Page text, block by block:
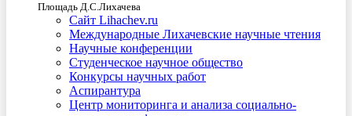
Площадь Д.С.Лихачева
Сайт Lihachev.ru
Международные Лихачевские научные чтения
Научные конференции
Студенческое научное общество
Конкурсы научных работ
Аспирантура
Центр мониторинга и анализа социально-